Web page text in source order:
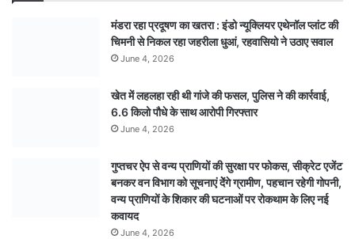
मंडरा रहा प्रदूषण का खतरा : इंडो न्यूक्लियर एथेनॉल प्लांट की
चिमनी से निकल रहा जहरीला धुआं, रहवासियो ने उठाए सवाल
June 4, 2026
खेत में लहलहा रही थी गांजे की फसल, पुलिस ने की कार्रवाई,
6.6 किलो पौधे के साथ आरोपी गिरफ्तार
June 4, 2026
गुप्तचर ऐप से वन्य प्राणियों की सुरक्षा पर फोकस, सीक्रेट एजेंट
बनकर वन विभाग को सूचनाएं देेंगे ग्रामीण, पहचान रहेगी गोपनी,
वन्य प्राणियों के शिकार की घटनाओं पर रोकथाम के लिए नई
कवायद
June 4, 2026